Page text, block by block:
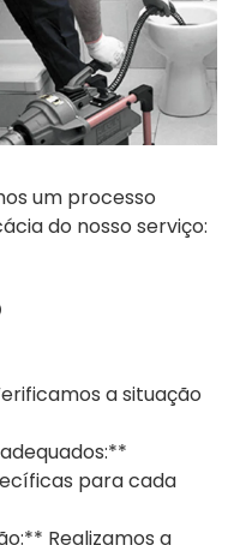
um processo
do nosso serviço:
a situação
para cada
Realizamos a